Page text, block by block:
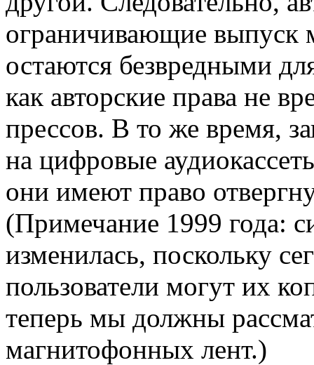
ограничивающие выпуск
остаются безвредными
как авторские права не
прессов. В то же время,
на цифровые
они имеют право
(Примечание 1999 года:
изменилась, поскольку
пользователи могут их
теперь мы должны
магнитофонных лент.)